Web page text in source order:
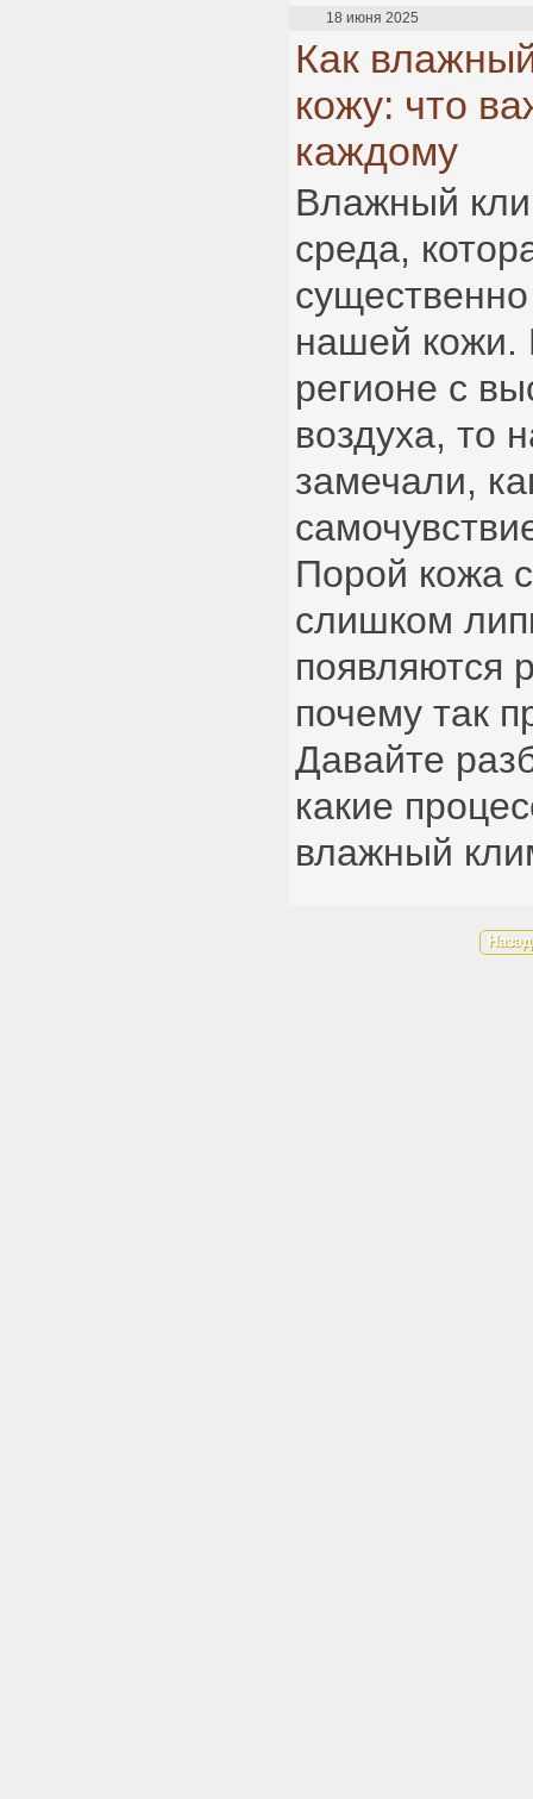
18 июня 2025
Как
кожу: что
каждому
Влажный
среда,
нашей кожи.
регионе с
воздуха, то
замечали,
Порой кожа
слишком
появляются
почему так
Давайте
какие
влажный
Назад